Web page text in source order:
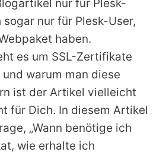
nur für Plesk-
sogar nur für Plesk-User,
haben.
es um SSL-Zertifikate
warum man diese
ist der Artikel vielleicht
für Dich. In diesem Artikel
„Wann benötige ich
wie erhalte ich